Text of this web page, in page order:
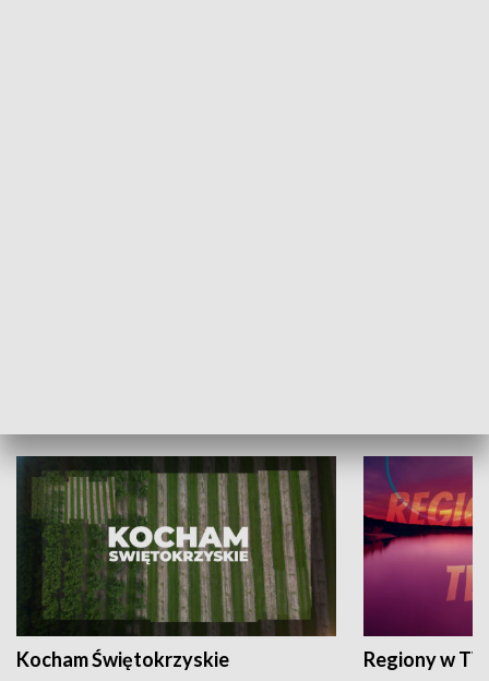
Kocham Świętokrzyskie Regiony w